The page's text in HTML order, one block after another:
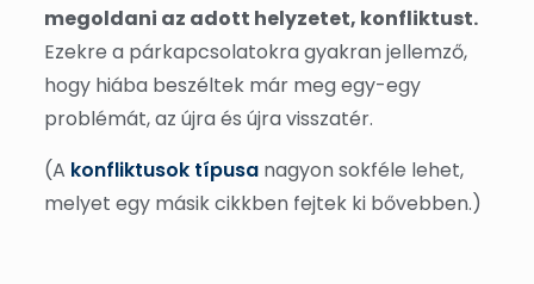
megoldani az adott helyzetet, konfliktust.
Ezekre a párkapcsolatokra gyakran jellemző,
hogy hiába beszéltek már meg egy-egy
problémát, az újra és újra visszatér.
(A konfliktusok típusanagyon sokféle lehet,
melyet egy másik cikkben fejtek ki bővebben.)